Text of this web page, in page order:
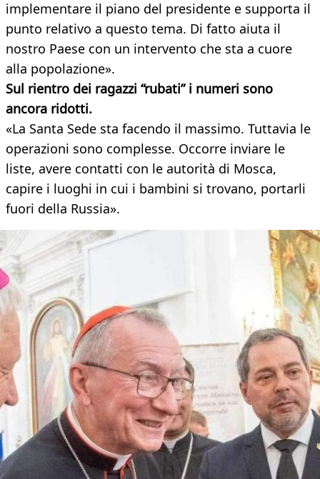
implementare il piano del presidente e supporta il
punto relativo a questo tema. Di fatto aiuta il
nostro Paese con un intervento che sta a cuore
alla popolazione».
Sul rientro dei ragazzi “rubati” i numeri sono
ancora ridotti.
«La Santa Sede sta facendo il massimo. Tuttavia le
operazioni sono complesse. Occorre inviare le
liste, avere contatti con le autorità di Mosca,
capire i luoghi in cui i bambini si trovano, portarli
fuori della Russia».